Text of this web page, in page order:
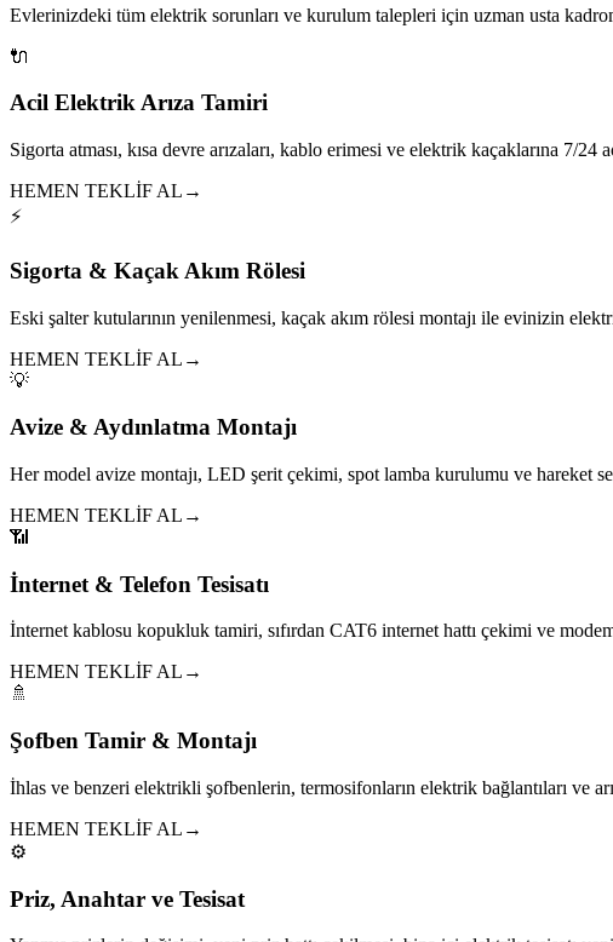
Evlerinizdeki tüm elektrik sorunları ve kurulum talepleri için uzman usta
🔌
Acil Elektrik Arıza Tamiri
Sigorta atması, kısa devre arızaları, kablo erimesi ve elektrik kaçaklarına 7/24
HEMEN TEKLİF AL →
⚡
Sigorta & Kaçak Akım Rölesi
Eski şalter kutularının yenilenmesi, kaçak akım rölesi montajı ile evinizin
HEMEN TEKLİF AL →
💡
Avize & Aydınlatma Montajı
Her model avize montajı, LED şerit çekimi, spot lamba kurulumu ve hareket
HEMEN TEKLİF AL →
📶
İnternet & Telefon Tesisatı
İnternet kablosu kopukluk tamiri, sıfırdan CAT6 internet hattı çekimi ve
HEMEN TEKLİF AL →
🚿
Şofben Tamir & Montajı
İhlas ve benzeri elektrikli şofbenlerin, termosifonların elektrik bağlantıları ve
HEMEN TEKLİF AL →
⚙️
Priz, Anahtar ve Tesisat